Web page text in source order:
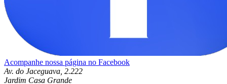
Acompanhe nossa página no Facebook
Av. do Jaceguava, 2.222
Jardim Casa Grande